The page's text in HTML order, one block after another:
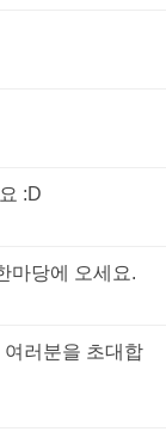
:D
마당에 오세요.
러분을 초대합